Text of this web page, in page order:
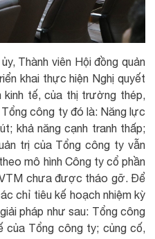
Thành viên Hội đồng quản
khai thực hiện Nghị quyết
kinh tế, của thị trường thép,
công ty đó là: Năng lực
khả năng cạnh tranh thấp;
trị của Tổng công ty vẫn
mô hình Công ty cổ phần
chưa được tháo gỡ. Để
chỉ tiêu kế hoạch nhiệm kỳ
pháp như sau: Tổng công
của Tổng công ty; củng cố,